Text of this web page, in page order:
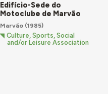
Edifício-Sede do
Motoclube de Marvão
Marvão(1985)
Culture, Sports, Social
and/or Leisure Association